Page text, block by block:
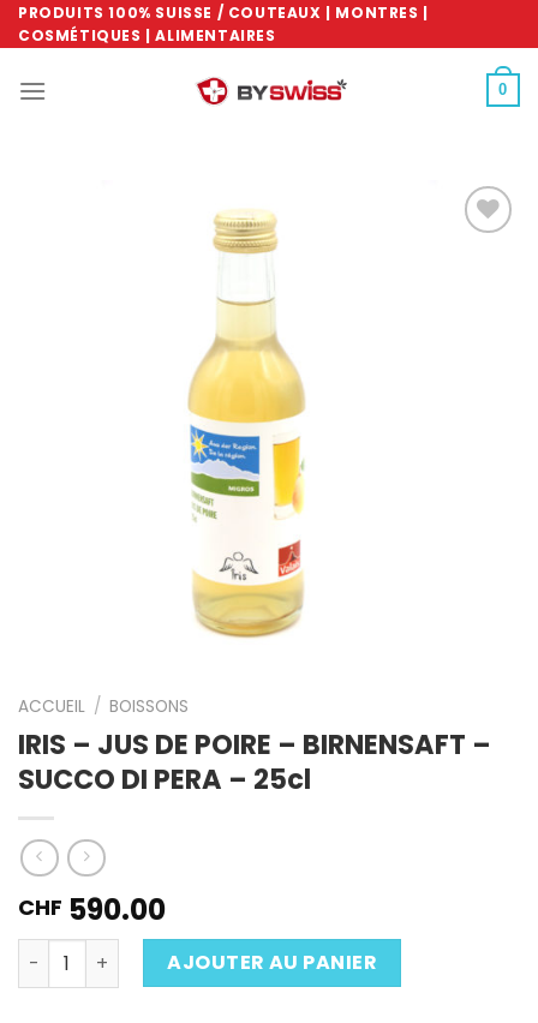
Skip
to
PRODUITS 100% SUISSE / COUTEAUX | MONTRES |
COSMÉTIQUES | ALIMENTAIRES
0
ACCUEIL / BOISSONS
IRIS – JUS DE POIRE – BIRNENSAFT –
SUCCO DI PERA – 25cl
CHF 590.00
Quantité AJOUTER AU PANIER